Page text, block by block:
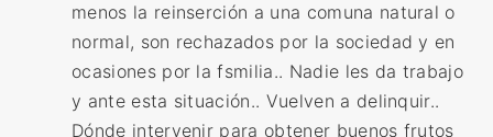
menos la reinserción a una comuna natural o
normal, son rechazados por la sociedad y en
ocasiones por la fsmilia.. Nadie les da trabajo
y ante esta situación.. Vuelven a delinquir..
Dónde intervenir para obtener buenos frutos